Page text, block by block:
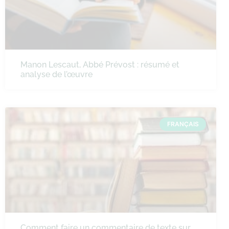
Manon Lescaut, Abbé Prévost : résumé et
analyse de l’œuvre
FRANÇAIS